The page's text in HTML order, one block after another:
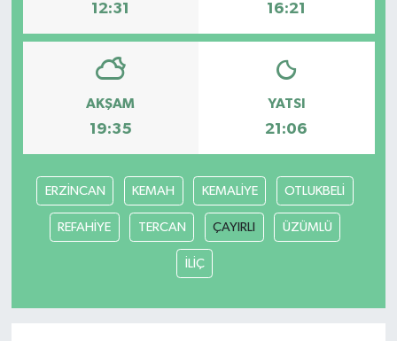
12:31 16:21
AKŞAM
19:35
YATSI
21:06
ERZİNCAN KEMAH KEMALİYE OTLUKBELİ
REFAHİYE TERCAN ÇAYIRLI ÜZÜMLÜ
İLİÇ